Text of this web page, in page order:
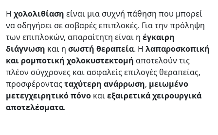
Η χολολιθίαση είναι μια συχνή πάθηση που μπορεί
να οδηγήσει σε σοβαρές επιπλοκές. Για την πρόληψη
των επιπλοκών, απαραίτητη είναι η έγκαιρη
διάγνωση και η σωστή θεραπεία. Η λαπαροσκοπική
και ρομποτική χολοκυστεκτομή αποτελούν τις
πλέον σύγχρονες και ασφαλείς επιλογές θεραπείας,
προσφέρονταςταχύτερη ανάρρωση, μειωμένο
μετεγχειρητικό πόνο καιεξαιρετικά χειρουργικά
αποτελέσματα.